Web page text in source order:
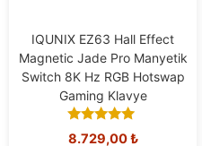
IQUNIX EZ63 Hall Effect
Magnetic Jade Pro Manyetik
Switch 8K Hz RGB Hotswap
Gaming Klavye
5.00
8.729,00₺